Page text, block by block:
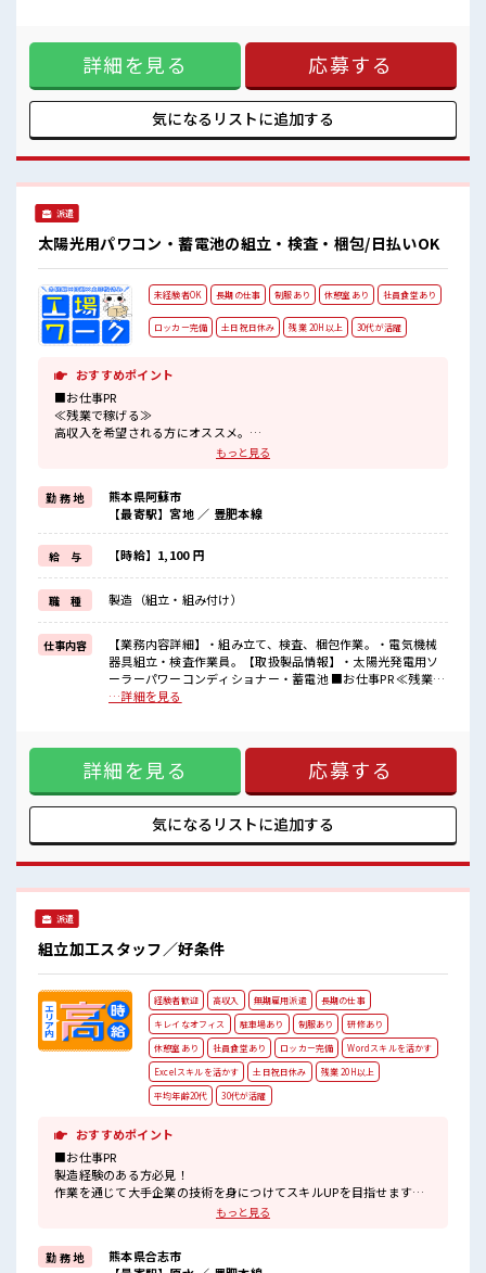
持ち物が多いあなたにもぴったり☆
ロッカー付き職場♪
型や髪色自由♪ (規定有)≪ラクラク制服アリ≫ 制服があるの
で、 毎日の服装の悩み解消♪ ≪初めての仕事だけど自分にも
できそう≫ 新しいことにチャレンジするのは不安だけど、 し
っかり働く環境が整っています！ イチからスキルUP・ステッ
プUP目指していきましょう！ ≪自分に合った期間で働ける≫
福利厚生が整った派遣のお仕事です！ ■職場の雰囲気 キバツ
ます♪ 休憩室でホッと一息リフレッシュ！ 持ち物が多いあな
たにもぴったり☆ ロッカー付き職場♪
詳細を見る 応募する
気になるリストに追加する
派遣
太陽光用パワコン・蓄電池の組立・検査・梱包/日払いOK
未経験者OK 長期の仕事 制服あり 休憩室あり 社員食堂あり
ロッカー完備 土日祝日休み 残業 20H以上 30代が活躍
おすすめポイント
■お仕事PR
≪残業で稼げる≫
高収入を希望される方にオススメ。
残業は月20時間以上あります♪
週末は家族や友人と一緒にプライベート満喫！
≪機能的な制服アリ≫
制服があるので、
毎日の服装の悩み解消♪
≪未経験でも活躍できる≫
新しいことにチャレンジするのは不安だけど、
しっかり働く環境が整っています！
イチからスキルUP・ステップUP目指していきましょう！
≪自分に向いている仕事が探せる≫
困った事などがあれば、
担当がしっかりサポートします！
■職場の雰囲気
私物の置きすぎには注意が必要ですね★
残業多め！
稼ぎたい方は必見！
もっと見る
勤 務 地
熊本県阿蘇市
【最寄駅】宮地 ／ 豊肥本線
給 与 【時給】1,100 円
職 種 製造（組立・組み付け）
仕事内容
【業務内容詳細】・組み立て、検査、梱包作業。・電気機械
器具組立・検査作業員。【取扱製品情報】・太陽光発電用ソ
ーラーパワーコンディショナー・蓄電池 ■お仕事PR ≪残業で
稼げる≫ 高収入を希望される方にオススメ。 残業は月20時間
で、 毎日の服装の悩み解消♪ ≪未経験でも活躍できる≫ 新し
いことにチャレンジするのは不安だけど、 しっかり働く環境
が整っています！ イチからスキルUP・ステップUP目指して
いきましょう！ ≪自分に向いている仕事が探せる≫ 困った事
などがあれば、 担当がしっかりサポートします！ ■職場の雰
囲気 休憩時間にゆっくりできるスペース完備！ 職場にはロッ
め！ 稼ぎたい方は必見！
…詳細を見る
詳細を見る 応募する
気になるリストに追加する
派遣
組立加工スタッフ／好条件
経験者歓迎 高収入 無期雇用派遣
長期の仕事
キレイなオフィス
駐車場あり 制服あり
研修あり
休憩室あり
社員食堂あり ロッカー完備
Wordスキルを活かす
Excelスキルを活かす
土日祝日休み
残業 20H以上
平均年齢20代
30代が活躍
おすすめポイント
■お仕事PR
製造経験のある方必見！
作業を通じて大手企業の技術を身につけてスキルUPを目指せます☆
日勤なのに時給はエリアトップクラス「1600円」！
お休みは「土日祝」♪
もっと見る
勤 務 地
熊本県合志市